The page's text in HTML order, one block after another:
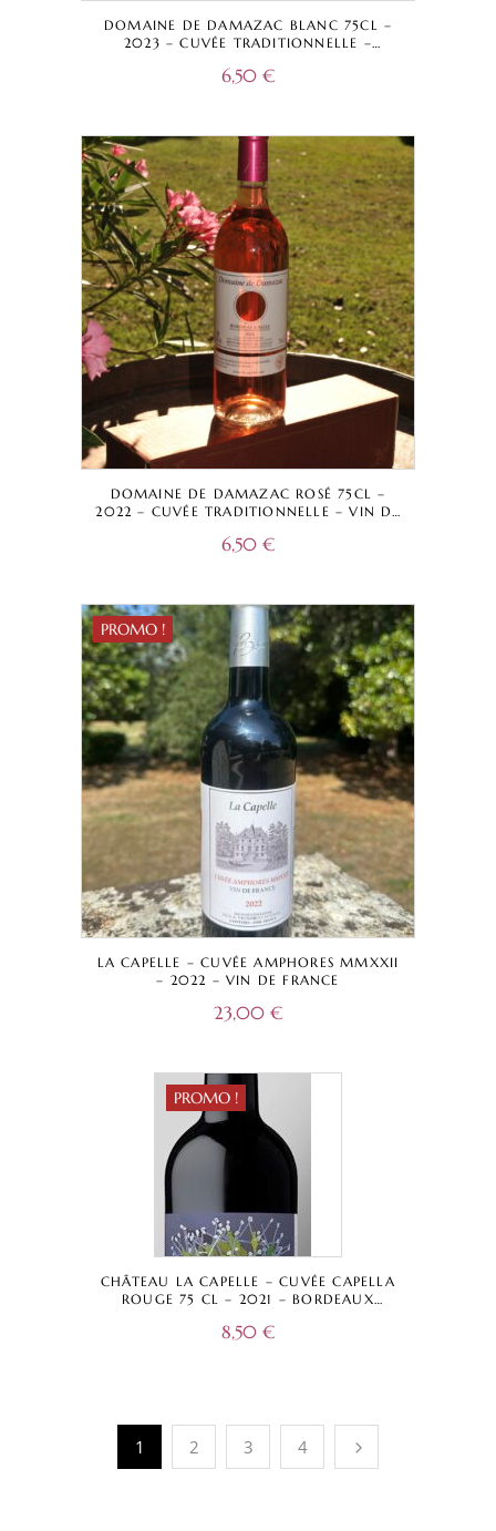
DOMAINE DE DAMAZAC BLANC 75CL –
2023 – CUVÉE TRADITIONNELLE –
6,50 €
DOMAINE DE DAMAZAC ROSÉ 75CL –
2022 – CUVÉE TRADITIONNELLE – VIN DE
6,50 €
PROMO !
LA CAPELLE – CUVÉE AMPHORES MMXXII
– 2022 – VIN DE FRANCE
23,00 €
PROMO !
CHÂTEAU LA CAPELLE – CUVÉE CAPELLA
ROUGE 75 CL – 2021 – BORDEAUX
8,50 €
1 2 3 4